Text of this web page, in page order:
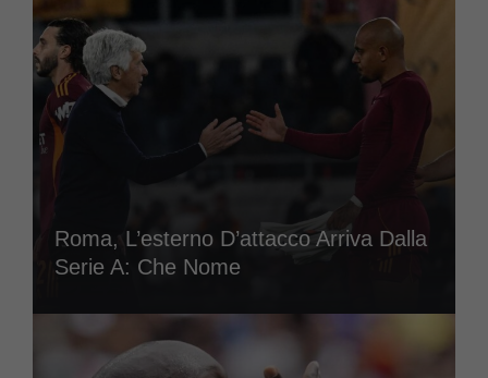
Roma, L’esterno D’attacco Arriva Dalla
Serie A: Che Nome